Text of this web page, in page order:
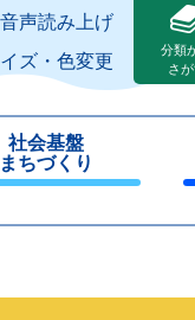
音声読み上げ
ズ・色変更
分類
さ
社会基盤
まちづくり